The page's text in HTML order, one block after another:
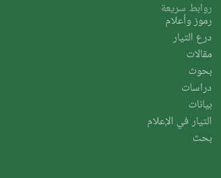
روابط سريعة
رموز وأعلام
درع التيار
مقالات
بحوث
دراسات
بيانات
التيار في الإعلام
بحث